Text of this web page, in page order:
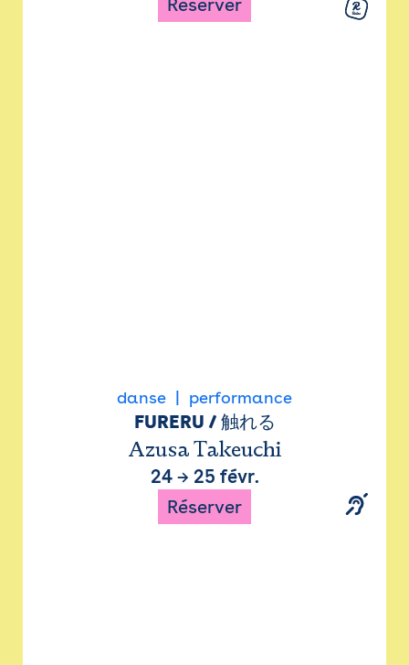
Réserver
danse performance
FURERU / 触れる
Azusa Takeuchi
24→ 25 févr.
Réserver